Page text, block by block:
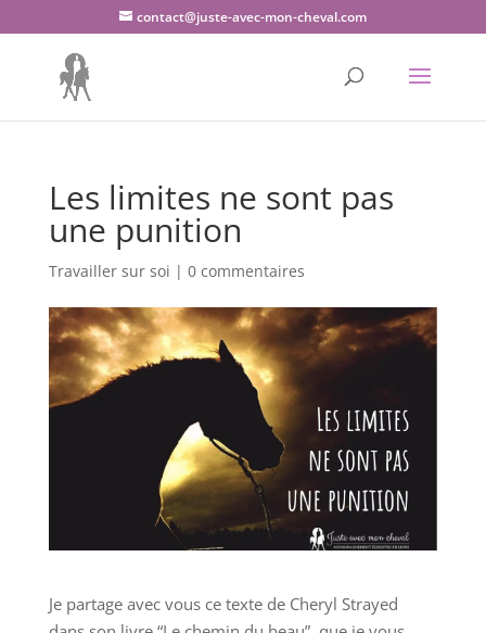
contact@juste-avec-mon-cheval.com
Les limites ne sont pas
une punition
Travailler sur soi | 0 commentaires
Je partage avec vous ce texte de Cheryl Strayed